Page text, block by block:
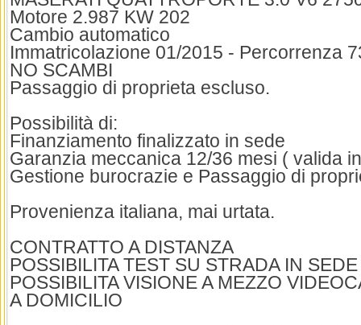
Motore 2.987 KW 202
Cambio automatico
Immatricolazione 01/2015 - Percorrenza
NO SCAMBI
Passaggio di proprieta escluso.
Possibilità di:
Finanziamento finalizzato in sede
Garanzia meccanica 12/36 mesi ( valida
Gestione burocrazie e Passaggio di
Provenienza italiana, mai urtata.
CONTRATTO A DISTANZA
POSSIBILITA TEST SU STRADA IN SEDE
POSSIBILITA VISIONE A MEZZO
A DOMICILIO